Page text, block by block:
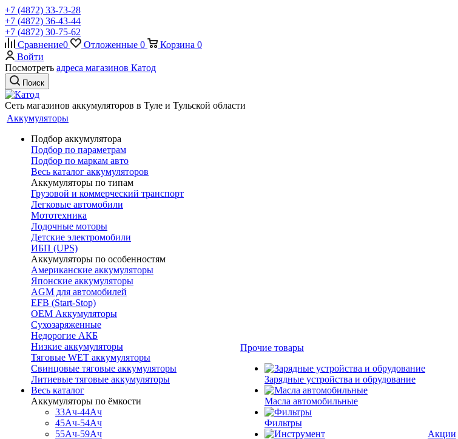
+7 (4872) 33-73-28
+7 (4872) 36-43-44
+7 (4872) 30-75-62
Сравнение0 Отложенные 0 Корзина 0
Войти
Посмотреть адреса магазинов Катод
Поиск
Сеть магазинов аккумуляторов в Туле и Тульской области
Аккумуляторы
Подбор аккумулятора
Подбор по параметрам
Подбор по маркам авто
Весь каталог аккумуляторов
Аккумуляторы по типам
Грузовой и коммерческий транспорт
Легковые автомобили
Мототехника
Лодочные моторы
Детские электромобили
ИБП (UPS)
Аккумуляторы по особенностям
Американские аккумуляторы
Японские аккумуляторы
AGM для автомобилей
EFB (Start-Stop)
OEM Аккумуляторы
Сухозаряженные
Недорогие АКБ
Низкие аккумуляторы
Тяговые WET аккумуляторы
Свинцовые тяговые аккумуляторы
Литиевые тяговые аккумуляторы
Весь каталог
Аккумуляторы по ёмкости
33Ач-44Ач
45Ач-54Ач
55Ач-59Ач
Прочие товары
Зарядные устройства и обрудование
Масла автомобильные
Фильтры
Акции